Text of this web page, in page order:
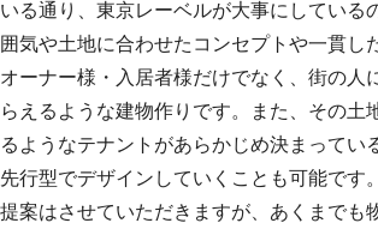
いる通り、東京レーベルが大事にしている
囲気や土地に合わせたコンセプトや一貫し
オーナー様・入居者様だけでなく、街の人
らえるような建物作りです。また、その土
るようなテナントがあらかじめ決まってい
先行型でデザインしていくことも可能です
提案はさせていただきますが、あくまでも